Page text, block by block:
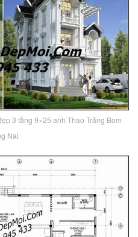
3 tầng 9×25 anh Thao Trảng Bom
Nai